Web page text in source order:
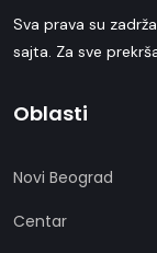
Sva prava su
sajta. Za sve
Oblasti
Novi Beograd
Centar